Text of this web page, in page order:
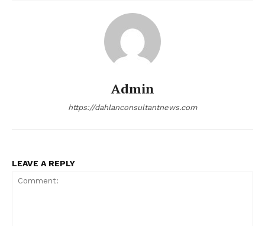
Admin
https://dahlanconsultantnews.com
LEAVE A REPLY